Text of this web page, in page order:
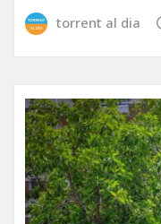
torrent al dia